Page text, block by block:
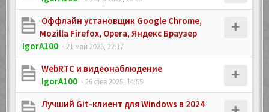
Oффлайн установщик Google Chrome,
Mozilla Firefox, Opera, Яндекс Браузер
IgorA100 - 21 май 2025, 22:17
WebRTC и видеонаблюдение
IgorA100 - 26 фев 2025, 14:55
Лучший Git-клиент для Windows в 2024